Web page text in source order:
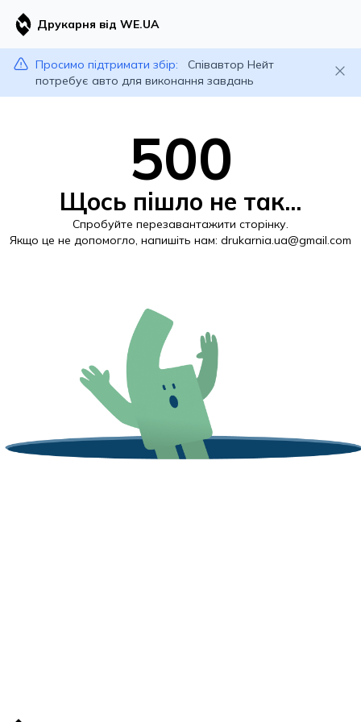
Друкарня від WE.UA
Просимо підтримати збір:
Співавтор Нейт
потребує авто для виконання завдань
500
Щось пішло не так...
Спробуйте перезавантажити сторінку.
Якщо це не допомогло, напишіть нам: drukarnia.ua@gmail.com